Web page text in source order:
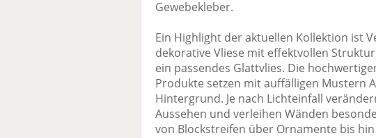
Gewebekleber.
Ein Highlight der aktuellen Kollektion ist
dekorative Vliese mit effektvollen
ein passendes Glattvlies. Die
Produkte setzen mit auffälligen Mustern
Hintergrund. Je nach Lichteinfall
Aussehen und verleihen Wänden
von Blockstreifen über Ornamente bis hin